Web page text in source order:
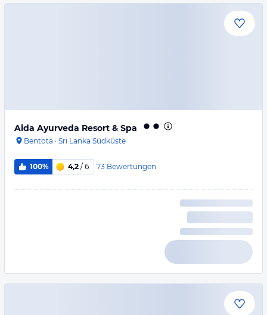
Aida Ayurveda Resort & Spa
Bentota · Sri Lanka Südküste
100% 4,2 / 6 73 Bewertungen